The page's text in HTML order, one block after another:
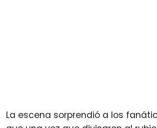
La escena sorprendió a los